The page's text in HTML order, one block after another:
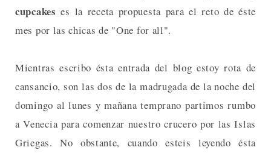
cupcakes es la receta propuesta para el reto de éste
mes por las chicas de "One for all".
Mientras escribo ésta entrada del blog estoy rota de
cansancio, son las dos de la madrugada de la noche del
domingo al lunes y mañana temprano partimos rumbo
a Venecia para comenzar nuestro crucero por las Islas
Griegas. No obstante, cuando esteis leyendo ésta